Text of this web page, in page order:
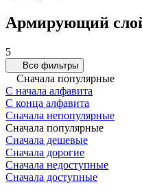
Армирующий
5
Все фильтры
Сначала популярные
С начала алфавита
С конца алфавита
Сначала непопулярные
Сначала популярные
Сначала дешевые
Сначала дорогие
Сначала недоступные
Сначала доступные